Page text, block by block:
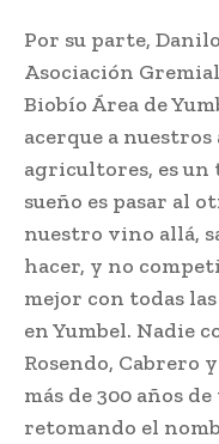
Por su parte,
Asociación
Biobío Área de
acerque a nuestros
agricultores, es
sueño es pasar al
nuestro vino allá,
hacer, y no
mejor con todas
en Yumbel. Nadie
Rosendo, Cabrero
más de 300 años
retomando el